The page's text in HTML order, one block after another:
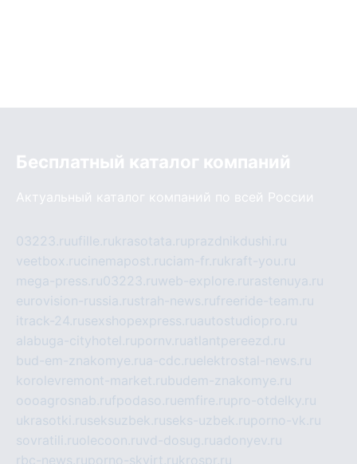
Бесплатный каталог компаний
Актуальный каталог компаний по всей России
03223.ruufille.rukrasotata.ruprazdnikdushi.ru
veetbox.rucinemapost.ruciam-fr.rukraft-you.ru
mega-press.ru03223.ruweb-explore.ru rastenuya.ru
eurovision-russia.rustrah-news.rufreeride-team.ru
itrack-24.rusexshopexpress.ruautostudiopro.ru
alabuga-cityhotel.rupornv.ruatlantpereezd.ru
bud-em-znakomye.rua-cdc.ruelektrostal-news.ru
korolevremont-market.rubudem-znakomye.ru
oooagrosnab.rufpodaso.ruemfire.rupro-otdelky.ru
ukrasotki.ruseksuzbek.ruseks-uzbek.ruporno-vk.ru
sovratili.ruolecoon.ruvd-dosug.ruadonyev.ru
rbc-news.ruporno-skvirt.rukrospr.ru